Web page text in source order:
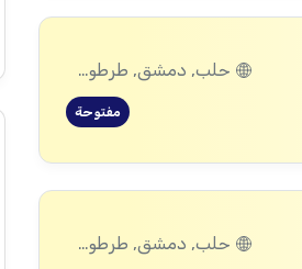
حلب, دمشق, طرطوس, ريف دمشق, ديرالزور, درعا, السويداء, إدلب, القنيطرة, اللاذقية, الرقة, حمص, الحسكة, حماة
مفتوحة
حلب, دمشق, طرطوس, ريف دمشق, ديرالزور, درعا, السويداء, إدلب, القنيطرة, اللاذقية, الرقة, حمص, الحسكة, حماة